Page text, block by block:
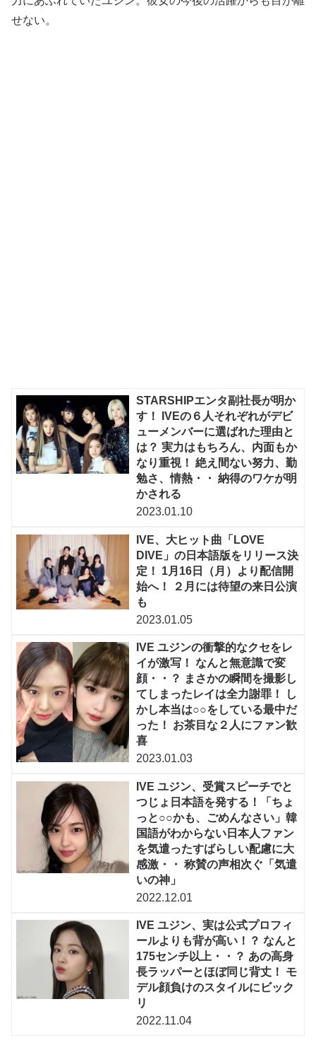
せない。
STARSHIPエンタ副社長が明か
す！ IVEの６人それぞれがデビ
ューメンバーに選ばれた理由と
は？ 実力はもちろん、内面もか
なり重視！ 絶え間ない努力、勤
勉さ、情熱・・ 納得のワケが明
かされる
2023.01.10
IVE、大ヒット曲「LOVE
DIVE」の日本語版をリリース決
定！ 1月16日（月）より配信開
始へ！ ２月には待望の来日公演
も
2023.01.05
IVE ユジンの衝撃的なクセをレ
イが激写！ なんと無意識で変
顔・・？ まさかの瞬間を撮影し
てしまったレイは全力謝罪！ し
かし本当は○○をしている最中だ
った！ お茶目な２人にファン歓
喜
2023.01.03
IVE ユジン、受賞スピーチでと
つじょ日本語を発する！「ちょ
っと○○かも、ごめんなさい」韓
国語がわからない日本人ファン
を気遣ったすばらしい配慮に大
感激・・ 称賛の声相次ぐ「気遣
いの神」
2022.12.01
IVE ユジン、実は公式プロフィ
ールよりも背が高い！？ なんと
175センチ以上・・？ あの高身
長ラッパーとほぼ同じ背丈！ モ
デル顔負けのスタイルにビック
リ
2022.11.04